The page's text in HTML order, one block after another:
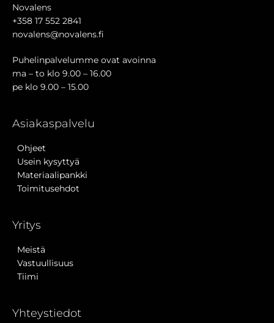
Novalens
+358 17 552 2841
novalens@novalens.fi
Puhelinpalvelumme ovat avoinna
ma – to klo 9.00 – 16.00
pe klo 9.00 – 15.00
Asiakaspalvelu
Ohjeet
Usein kysyttyä
Materiaalipankki
Toimitusehdot
Yritys
Meistä
Vastuullisuus
Tiimi
Yhteystiedot